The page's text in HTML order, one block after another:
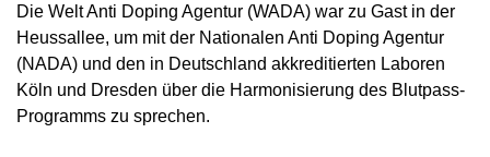
AUFSICHTSRAT
VORSTAND
MITARBEITENDE
ENGAGEMENT
SPONSORING UND PARTNER
JAHRESBERICHTE
SPRICH'S AN
ÜBERSICHT
STANDARDS
NADC
ANTI-DOPING-GESETZ
SANKTIONEN
ÜBERSICHT
AKTUELLE MEDIZINISCHE HINWEISE
ÜBERSICHT
ASTHMAMEDIKAMENTE IM SPORT
VERBOTSLISTE
ÜBERSICHT
IM KRANKHEITSFALL: MEDIZINISCHE
KONTROLLEN
ÜBERSICHT
KONTROLLSYSTEM
PRÄVENTION
ÜBERSICHT
SERVICE
Die Welt Anti Doping Agentur (WADA) war zu Gast in der
Heussallee, um mit der Nationalen Anti Doping Agentur
(NADA) und den in Deutschland akkreditierten Laboren
Köln und Dresden über die Harmonisierung des Blutpass-
Programms zu sprechen.